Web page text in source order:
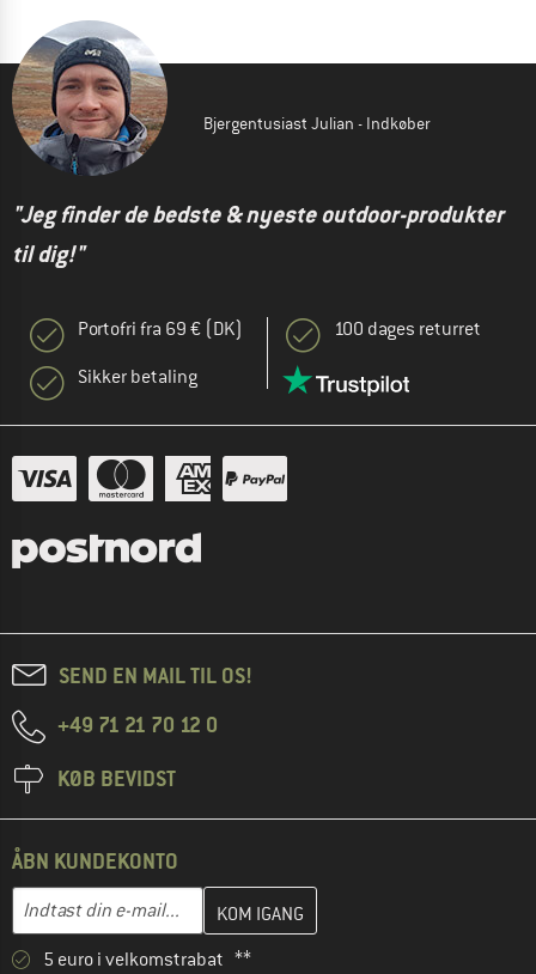
Bjergentusiast Julian - Indkøber
"Jeg finder de bedste & nyeste outdoor-produkter
til dig!"
Portofri fra 69 € (DK)
Sikker betaling
100 dages returret
SEND EN MAIL TIL OS!
+49 71 21 70 12 0
KØB BEVIDST
ÅBN KUNDEKONTO
E-mail-adresse
Indtast din e-mailadresse her, og opret i næste trin din
5 euro i velkomstrabat **